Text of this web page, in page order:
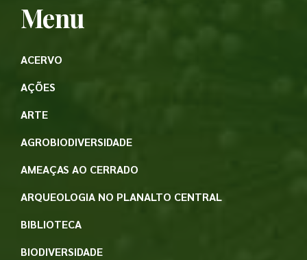
Menu
ACERVO
AÇÕES
ARTE
AGROBIODIVERSIDADE
AMEAÇAS AO CERRADO
ARQUEOLOGIA NO PLANALTO CENTRAL
BIBLIOTECA
BIODIVERSIDADE